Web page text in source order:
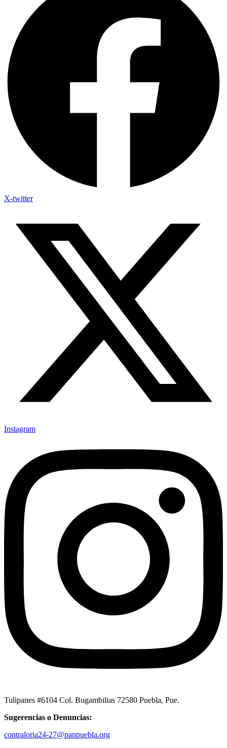
X-twitter
Instagram
Tulipanes #6104 Col. Bugambilias 72580 Puebla, Pue.
Sugerencias o Denuncias:
contraloria24-27@panpuebla.org